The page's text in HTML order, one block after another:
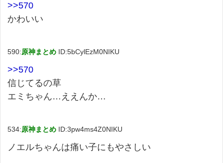
>>570
かわいい
590:原神まとめ ID:5bCylEzM0NIKU
>>570
信じてるの草
エミちゃん…ええんか…
534:原神まとめ ID:3pw4ms4Z0NIKU
ノエルちゃんは痛い子にもやさしい